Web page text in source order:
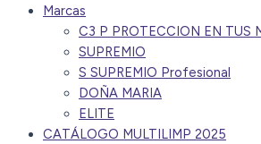
Marcas
C3 P PROTECCION EN TUS
SUPREMIO
S SUPREMIO Profesional
DOÑA MARIA
ELITE
CATÁLOGO MULTILIMP 2025